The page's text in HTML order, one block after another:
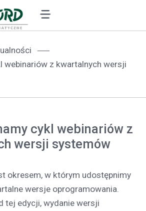
webinariów z kwartalnych wersji
cykl webinariów z
wersji systemów
okresem, w którym udostępnimy
wersje oprogramowania.
tej edycji, wydanie wersji